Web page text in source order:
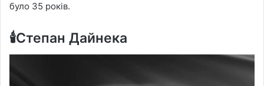
було 35 років.
🕯️Степан Дайнека